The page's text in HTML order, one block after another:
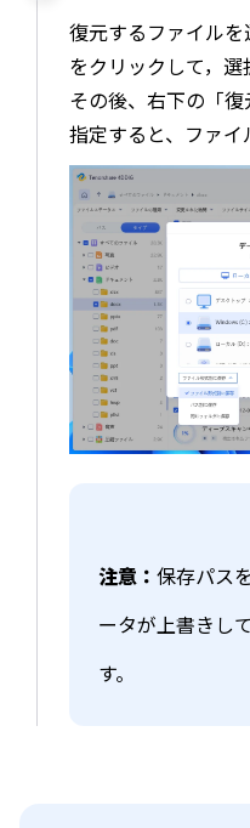
復元するファイルを
をクリックして，選
その後、右下の「
指定すると、ファイ
注意： 保存パス
ータが上書きし
す。